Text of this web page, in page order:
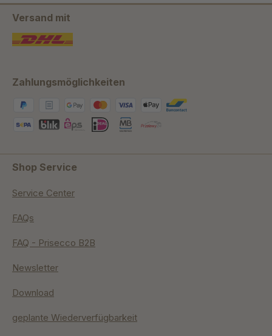
Versand mit
Zahlungsmöglichkeiten
Shop Service
Service Center
FAQs
FAQ - Prisecco B2B
Newsletter
Download
geplante Wiederverfügbarkeit